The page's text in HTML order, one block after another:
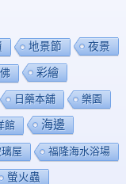
地景節 夜景
彩繪
日藥本舖 樂園
館 海邊
屋 福隆海水浴場
螢火蟲